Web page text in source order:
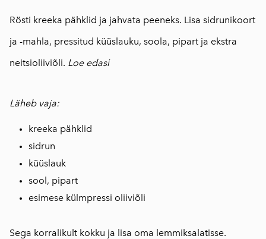
Rösti kreeka pähklid ja jahvata peeneks. Lisa sidrunikoort
ja -mahla, pressitud küüslauku, soola, pipart ja ekstra
neitsioliiviõli. Loe edasi
Läheb vaja:
kreeka pähklid
sidrun
küüslauk
sool, pipart
esimese külmpressi oliiviõli
Sega korralikult kokku ja lisa oma lemmiksalatisse.